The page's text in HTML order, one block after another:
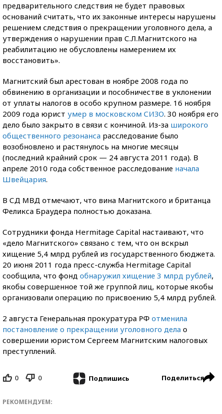
предварительного следствия не будет правовых
оснований считать, что их законные интересы нарушены
решением следствия о прекращении уголовного дела, а
утверждения о нарушении прав С.Л.Магнитского на
реабилитацию не обусловлены намерением их
восстановить».
Магнитский был арестован в ноябре 2008 года по
обвинению в организации и пособничестве в уклонении
от уплаты налогов в особо крупном размере. 16 ноября
2009 года юрист умер в московском СИЗО. 30 ноября его
дело было закрыто в связи с кончиной. Из-за широкого
общественного резонанса расследование было
возобновлено и растянулось на многие месяцы
(последний крайний срок — 24 августа 2011 года). В
апреле 2010 года собственное расследование начала
Швейцария.
В СД МВД отмечают, что вина Магнитского и британца
Феликса Браудера полностью доказана.
Сотрудники фонда Hermitage Capital настаивают, что
«дело Магнитского» связано с тем, что он вскрыл
хищение 5,4 млрд рублей из государственного бюджета.
20 июня 2011 года пресс-служба Hermitage Capital
сообщила, что фонд обнаружил хищение 3 млрд рублей,
якобы совершенное той же группой лиц, которые якобы
организовали операцию по присвоению 5,4 млрд рублей.
2 августа Генеральная прокуратура РФ отменила
постановление о прекращении уголовного дела о
совершении юристом Сергеем Магнитским налоговых
преступлений.
0 0 Подпишись Поделиться
РЕКОМЕНДУЕМ: